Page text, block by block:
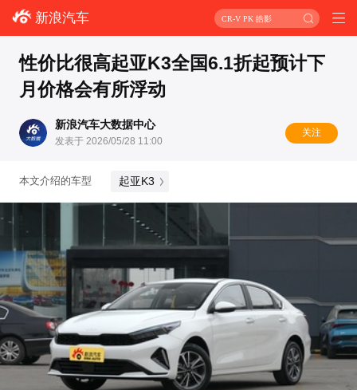
新浪汽车 CR-V PK 皓影
性价比很高起亚K3全国6.1折起预计下
月价格会有所浮动
新浪汽车大数据中心
发表于 2026/05/28 11:00
关注
本文介绍的车型 起亚K3